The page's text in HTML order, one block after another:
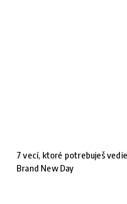
7 vecí, ktoré potrebuješ
Brand New Day